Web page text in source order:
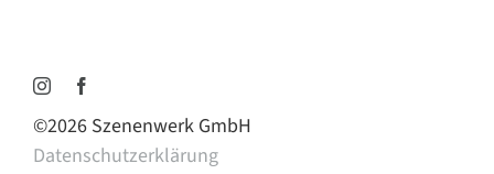
©2026 Szenenwerk GmbH
Datenschutzerklärung